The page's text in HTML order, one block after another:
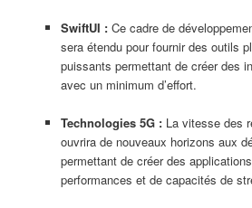
SwiftUI :Ce cadre de
sera étendu pour fournir des outils
puissants permettant de créer des
avec un minimum d’effort.
Technologies 5G :La vitesse des
ouvrira de nouveaux horizons aux
permettant de créer des
performances et de capacités de